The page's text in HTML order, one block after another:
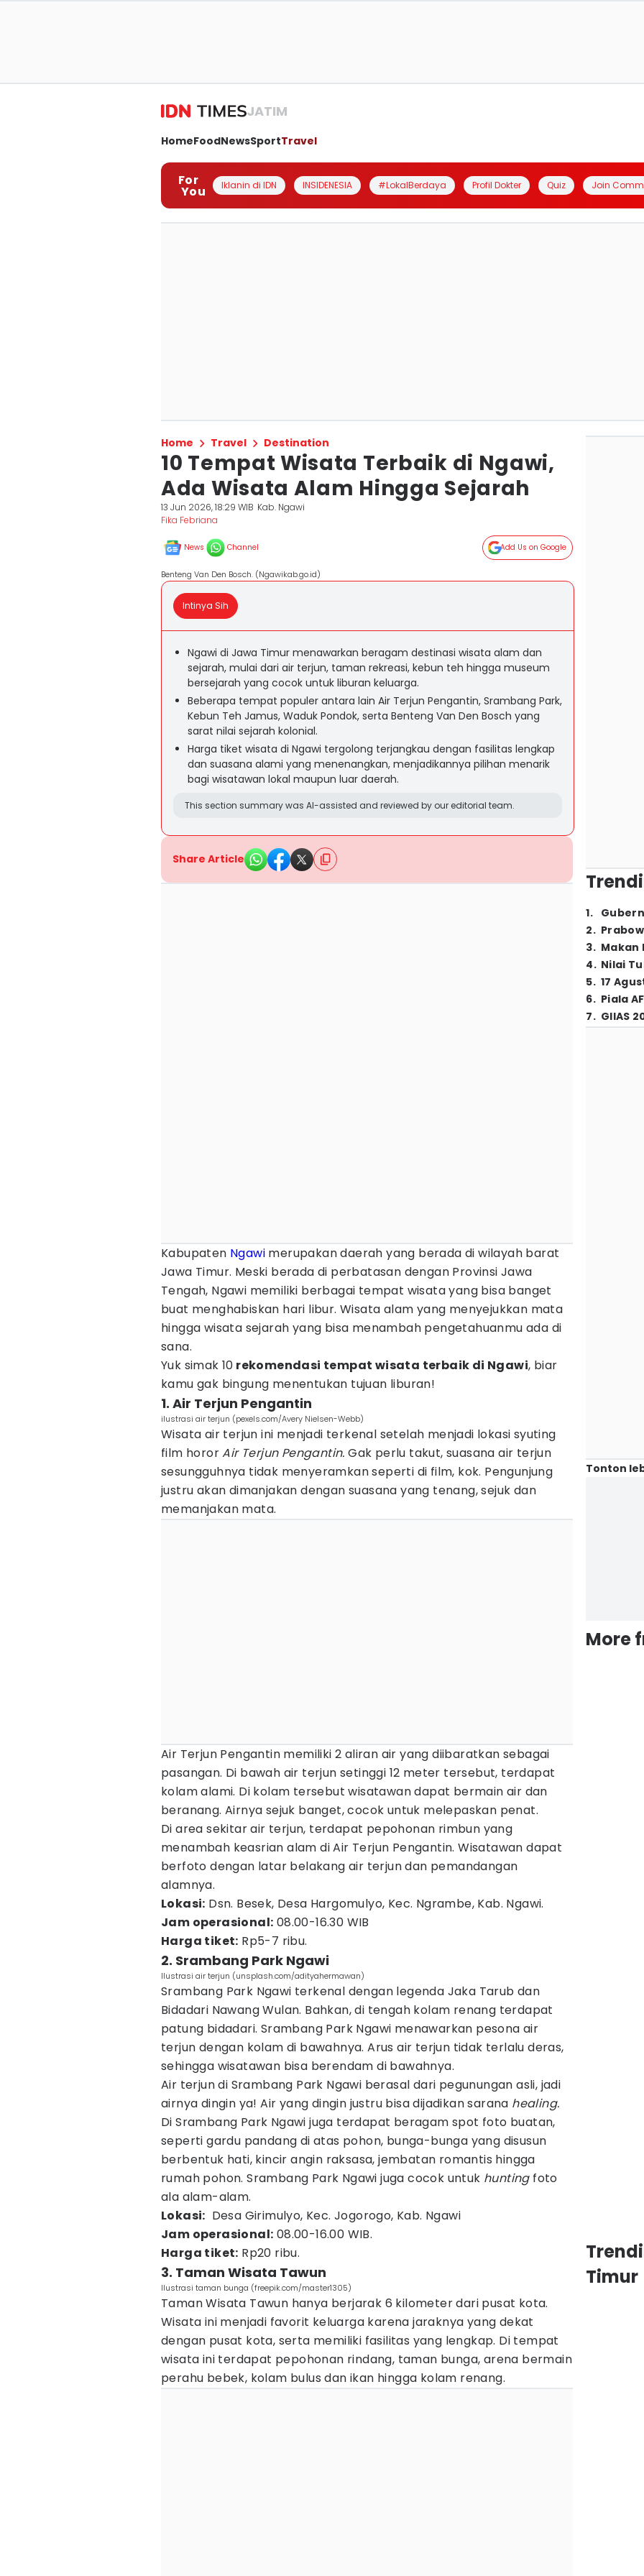
JATIM
HomeFoodNewsSportTravel
For
You Iklanin di IDN INSIDENESIA #LokalBerdaya Profil Dokter Quiz Join
Home Travel Destination
10 Tempat Wisata Terbaik di Ngawi,
Ada Wisata Alam Hingga Sejarah
13 Jun 2026, 18:29 WIB Kab. Ngawi
Fika Febriana
News Channel Add Us on Google
Benteng Van Den Bosch. (Ngawikab.go.id)
Intinya Sih
Ngawi di Jawa Timur menawarkan beragam destinasi wisata alam dan
sejarah, mulai dari air terjun, taman rekreasi, kebun teh hingga museum
bersejarah yang cocok untuk liburan keluarga.
Beberapa tempat populer antara lain Air Terjun Pengantin, Srambang Park,
Kebun Teh Jamus, Waduk Pondok, serta Benteng Van Den Bosch yang
sarat nilai sejarah kolonial.
Harga tiket wisata di Ngawi tergolong terjangkau dengan fasilitas lengkap
dan suasana alami yang menenangkan, menjadikannya pilihan menarik
bagi wisatawan lokal maupun luar daerah.
This section summary was AI-assisted and reviewed by our editorial team.
Share Article
Kabupaten Ngawi merupakan daerah yang berada di wilayah barat
Jawa Timur. Meski berada di perbatasan dengan Provinsi Jawa
Tengah, Ngawi memiliki berbagai tempat wisata yang bisa banget
buat menghabiskan hari libur. Wisata alam yang menyejukkan mata
hingga wisata sejarah yang bisa menambah pengetahuanmu ada di
sana.
Yuk simak 10 rekomendasi tempat wisata terbaik di Ngawi, biar
kamu gak bingung menentukan tujuan liburan!
1. Air Terjun Pengantin
ilustrasi air terjun (pexels.com/Avery Nielsen-Webb)
Wisata air terjun ini menjadi terkenal setelah menjadi lokasi syuting
film hororAir Terjun Pengantin. Gak perlu takut, suasana air terjun
sesungguhnya tidak menyeramkan seperti di film, kok. Pengunjung
justru akan dimanjakan dengan suasana yang tenang, sejuk dan
memanjakan mata.
Air Terjun Pengantin memiliki 2 aliran air yang diibaratkan sebagai
pasangan. Di bawah air terjun setinggi 12 meter tersebut, terdapat
kolam alami. Di kolam tersebut wisatawan dapat bermain air dan
beranang. Airnya sejuk banget, cocok untuk melepaskan penat.
Di area sekitar air terjun, terdapat pepohonan rimbun yang
menambah keasrian alam di Air Terjun Pengantin. Wisatawan dapat
berfoto dengan latar belakang air terjun dan pemandangan
alamnya.
Lokasi: Dsn. Besek, Desa Hargomulyo, Kec. Ngrambe, Kab. Ngawi.
Jam operasional: 08.00-16.30 WIB
Harga tiket: Rp5-7 ribu.
2. Srambang Park Ngawi
Ilustrasi air terjun (unsplash.com/adityahermawan)
Srambang Park Ngawi terkenal dengan legenda Jaka Tarub dan
Bidadari Nawang Wulan. Bahkan, di tengah kolam renang terdapat
patung bidadari. Srambang Park Ngawi menawarkan pesona air
terjun dengan kolam di bawahnya. Arus air terjun tidak terlalu deras,
sehingga wisatawan bisa berendam di bawahnya.
Air terjun di Srambang Park Ngawi berasal dari pegunungan asli, jadi
airnya dingin ya! Air yang dingin justru bisa dijadikan sarana healing.
Di Srambang Park Ngawi juga terdapat beragam spot foto buatan,
seperti gardu pandang di atas pohon, bunga-bunga yang disusun
berbentuk hati, kincir angin raksasa, jembatan romantis hingga
rumah pohon. Srambang Park Ngawi juga cocok untuk huntingfoto
ala alam-alam.
Lokasi: Desa Girimulyo, Kec. Jogorogo, Kab. Ngawi
Jam operasional: 08.00-16.00 WIB.
Harga tiket: Rp20 ribu.
3. Taman Wisata Tawun
Ilustrasi taman bunga (freepik.com/master1305)
Taman Wisata Tawun hanya berjarak 6 kilometer dari pusat kota.
Wisata ini menjadi favorit keluarga karena jaraknya yang dekat
dengan pusat kota, serta memiliki fasilitas yang lengkap. Di tempat
wisata ini terdapat pepohonan rindang, taman bunga, arena bermain
perahu bebek, kolam bulus dan ikan hingga kolam renang.
1.
2.
3. Makan
4. Nilai
5. 17
6. Piala
7. GIIAS
Tonton
More
Timur